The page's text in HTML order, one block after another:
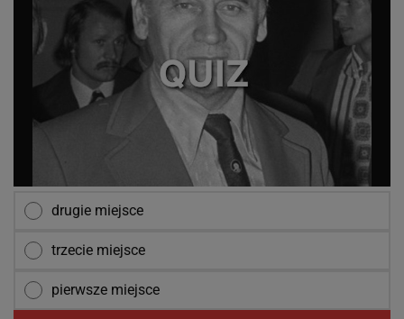
drugie miejsce
trzecie miejsce
pierwsze miejsce